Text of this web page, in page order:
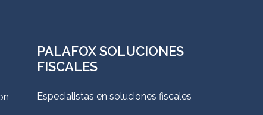
PALAFOX SOLUCIONES
FISCALES
Especialistas en soluciones fiscales